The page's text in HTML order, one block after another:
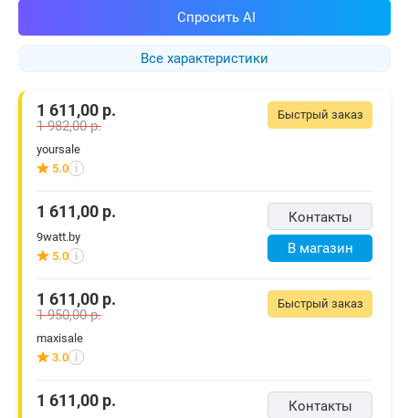
Все характеристики
Спросить AI
Быстрый заказ
1 611,00 р.
1 982,00р.
yoursale
5.0 i
Контакты
В магазин
1 611,00 р.
9watt.by
5.0 i
Быстрый заказ
1 611,00 р.
1 950,00р.
maxisale
3.0 i
Контакты
1 611,00 р.